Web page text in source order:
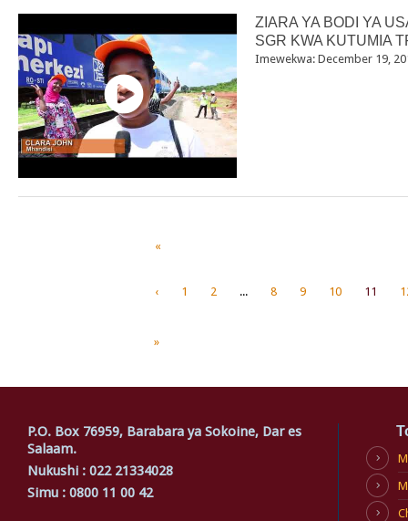
ZIARA YA BODI YA
SGR KWA KUTUMIA
Imewekwa: December 19,
«
‹ 1 2 ... 8 9 10 11
»
P.O. Box 76959, Barabara ya Sokoine, Dar es
Salaam.
Nukushi : 022 21334028
Simu : 0800 11 00 42